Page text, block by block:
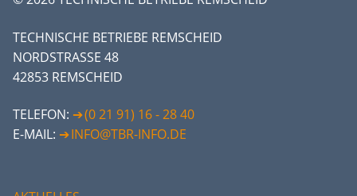
TECHNISCHE BETRIEBE REMSCHEID
NORDSTRASSE 48
42853 REMSCHEID
TELEFON:
(0 21 91) 16 - 28 40
E-MAIL:
INFO@TBR-INFO.DE